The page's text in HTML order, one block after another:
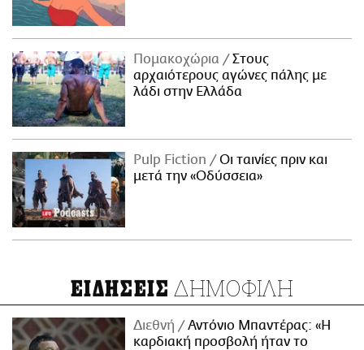
Πομακοχώρια
Στους
αρχαιότερους αγώνες πάλης με
λάδι στην Ελλάδα
Pulp Fiction
Οι ταινίες πριν και
μετά την «Οδύσσεια»
ΕΙΔΗΣΕΙΣ ΔΗΜΟΦΙΛΗ
Διεθνή
Αντόνιο Μπαντέρας: «Η
καρδιακή προσβολή ήταν το